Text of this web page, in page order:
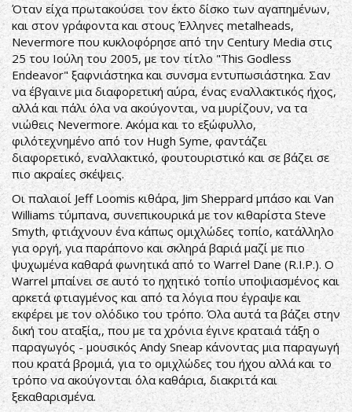
Όταν είχα πρωτακούσει τον έκτο δίσκο των αγαπημένων,
και στον γράφοντα και στους Έλληνες metalheads,
Nevermore που κυκλοφόρησε από την Century Media στις
25 του Ιούλη του 2005, με τον τίτλο "This Godless
Endeavor" ξαφνιάστηκα και συνσμα εντυπωσιάστηκα. Σαν
να έβγαινε μια διαφορετική αύρα, ένας εναλλακτικός ήχος,
αλλά και πάλι όλα να ακούγονται, να μυρίζουν, να τα
νιώθεις Nevermore. Ακόμα και το εξώφυλλο,
φιλότεχνημένο από τον Hugh Syme, φαντάζει
διαφορετικό, εναλλακτικό, φουτουριστικό και σε βάζει σε
πιο ακραίες σκέψεις.
Οι παλαιοί Jeff Loomis κιθάρα, Jim Sheppard μπάσο και Van
Williams τύμπανα, συνεπικουρικά με τον κιθαρίστα Steve
Smyth, φτιάχνουν ένα κάπως ομιχλώδες τοπίο, κατάλληλο
για οργή, για παράπονο και σκληρά βαριά μαζί με πιο
ψυχωμένα καθαρά φωνητικά από το Warrel Dane (R.I.P.). Ο
Warrel μπαίνει σε αυτό το ηχητικό τοπίο υποψιασμένος και
αρκετά φτιαγμένος και από τα λόγια που έγραψε και
εκφέρει με τον ολόδικο του τρόπο. Όλα αυτά τα βάζει στην
δική του αταξία,, που με τα χρόνια έγινε κραταιά τάξη ο
παραγωγός - μουσικός Andy Sneap κάνοντας μια παραγωγή
που κρατά βρομιά, για το ομιχλώδες του ήχου αλλά και το
τρόπο να ακούγονται όλα καθάρια, διακριτά και
ξεκαθαρισμένα.